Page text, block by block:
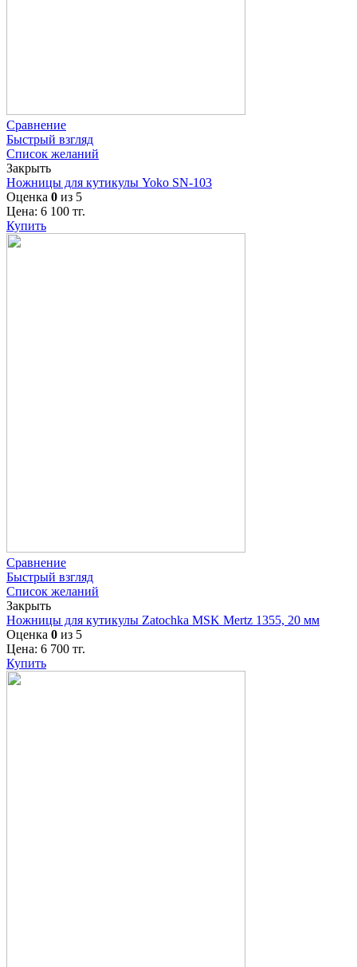
Сравнение
Быстрый взгляд
Список желаний
Закрыть
Ножницы для кутикулы Yoko SN-103
Оценка 0 из 5
Цена: 6 100 тг.
Купить
Сравнение
Быстрый взгляд
Список желаний
Закрыть
Ножницы для кутикулы Zatochka MSK Mertz 1355, 20 мм
Оценка 0 из 5
Цена: 6 700 тг.
Купить